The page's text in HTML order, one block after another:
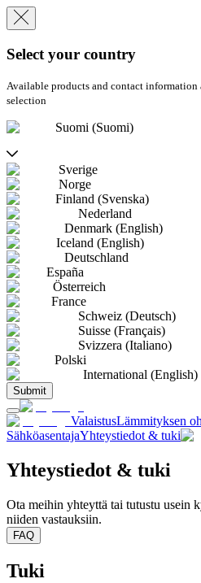
Select your country
Available products and contact
selection
Suomi (Suomi)
Sverige
Norge
Finland (Svenska)
Nederland
Denmark (English)
Iceland (English)
Deutschland
España
Österreich
France
Schweiz (Deutsch)
Suisse (Français)
Svizzera (Italiano)
Polski
International (English)
Submit
ValaistusLämmityksen
SähköasentajaYhteystiedot & tuki
Yhteystiedot & tuki
Ota meihin yhteyttä tai tutustu usein
niiden vastauksiin.
FAQ
Tuki